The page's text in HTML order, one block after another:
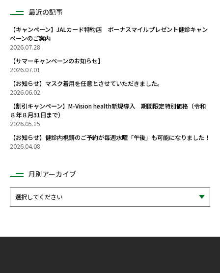
最近の記事
【キャンペーン】JALカード特約店 ボーナスマイルプレゼント健診キャン
ペーンのご案内
2026.07.28
【サマーキャンペーンのお知らせ】
2026.07.01
【お知らせ】マスク着用を任意とさせていただきました。
2026.06.02
【割引キャンペーン】M-Vision health新規導入 期間限定特別価格（令和
８年８月31日まで）
2026.05.15
【お知らせ】健診内視鏡のご予約が毎週水曜「午後」も可能になりました！
2026.04.08
月別アーカイブ